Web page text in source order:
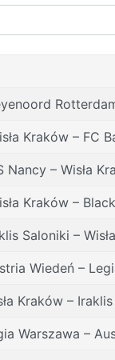
Kraków – FC
Nancy – Wisła
Kraków –
Saloniki –
Wiedeń –
Kraków –
Warszawa –